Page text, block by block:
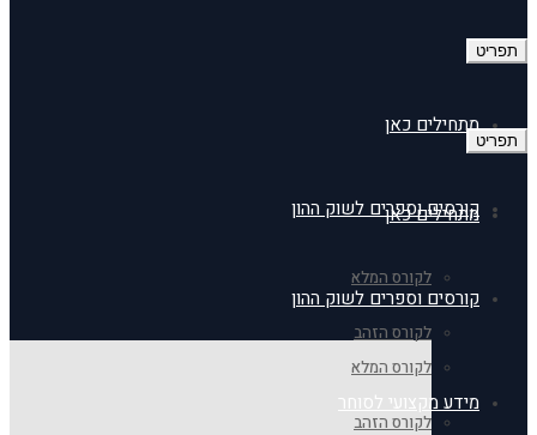
תפריט
מתחילים כאן
קורסים וספרים לשוק ההון
לקורס המלא
לקורס הזהב
מידע מקצועי לסוחר
תפריט
מתחילים כאן
קורסים וספרים לשוק ההון
לקורס המלא
לקורס הזהב